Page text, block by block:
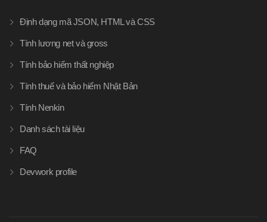
Định dạng mã JSON, HTML và CSS
Tính lương net và gross
Tính bảo hiểm thất nghiệp
Tính thuế và bảo hiểm Nhật Bản
Tính Nenkin
Danh sách tài liệu
FAQ
Devwork profile